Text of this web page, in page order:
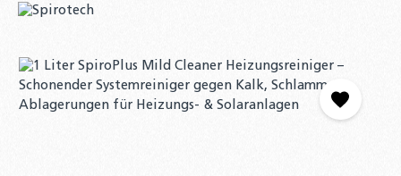
Bildergalerie überspringen